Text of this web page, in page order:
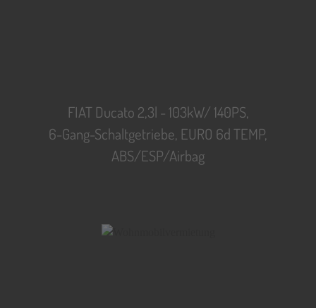
FIAT Ducato 2,3l - 103kW/ 140PS,
6-Gang-Schaltgetriebe, EURO 6d TEMP,
ABS/ESP/Airbag